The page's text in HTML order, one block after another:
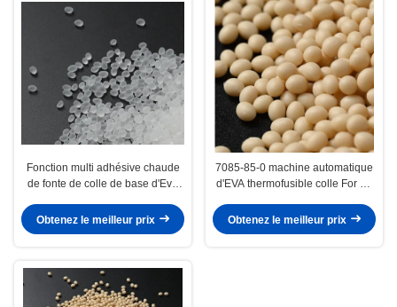
Fonction multi adhésive chaude
de fonte de colle de base d'Eva
Obtenez le meilleur prix
7085-85-0 machine automatique
d'EVA thermofusible colle For de
Obtenez le meilleur prix